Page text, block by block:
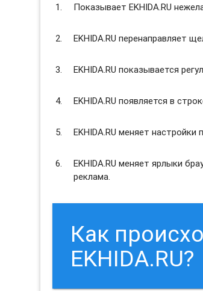
Показывает EKHIDA.RU
EKHIDA.RU перенаправляет
EKHIDA.RU показывается
EKHIDA.RU появляется в
EKHIDA.RU меняет настройки
EKHIDA.RU меняет ярлыки
реклама.
Как
EKHIDA.RU?